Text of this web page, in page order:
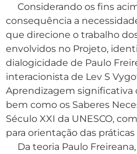
Considerando os fins
consequência a
que direcione o trabalho
envolvidos no Projeto,
dialogicidade de Paulo
interacionista de Lev S
Aprendizagem significativa
bem como os Saberes
Século XXI da UNESCO,
para orientação das
Da teoria Paulo